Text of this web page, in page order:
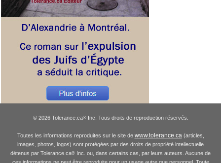
© 2026 Tolerance.ca®Inc. Tous droits de reproduction réservés.
Toutes les informations reproduites sur le site de www.tolerance.ca(articles,
images, photos, logos) sont protégées par des droits de propriété intellectuelle
détenus par Tolerance.ca® Inc. ou, dans certains cas, par leurs auteurs. Aucune de